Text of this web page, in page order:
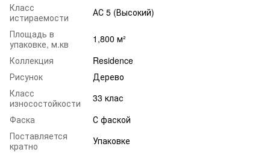
Класс
истираемости
АС 5 (Высокий)
Площадь в
упаковке, м.кв
1,800 м²
Коллекция
Residence
Рисунок
Дерево
Класс
износостойкости
33 клас
Фаска
С фаской
Поставляется
кратно
Упаковке